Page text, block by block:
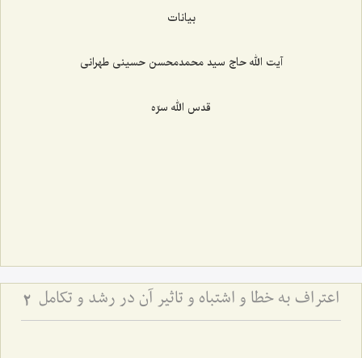
بیانات
آیت الله حاج سید محمدمحسن حسینی طهرانی
قدس الله سرّه
اعتراف به خطا و اشتباه و تاثیر آن در رشد و تکامل 2